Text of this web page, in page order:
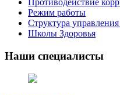
Противодействие
Режим работы
Структура
Школы Здоровья
Наши специалисты